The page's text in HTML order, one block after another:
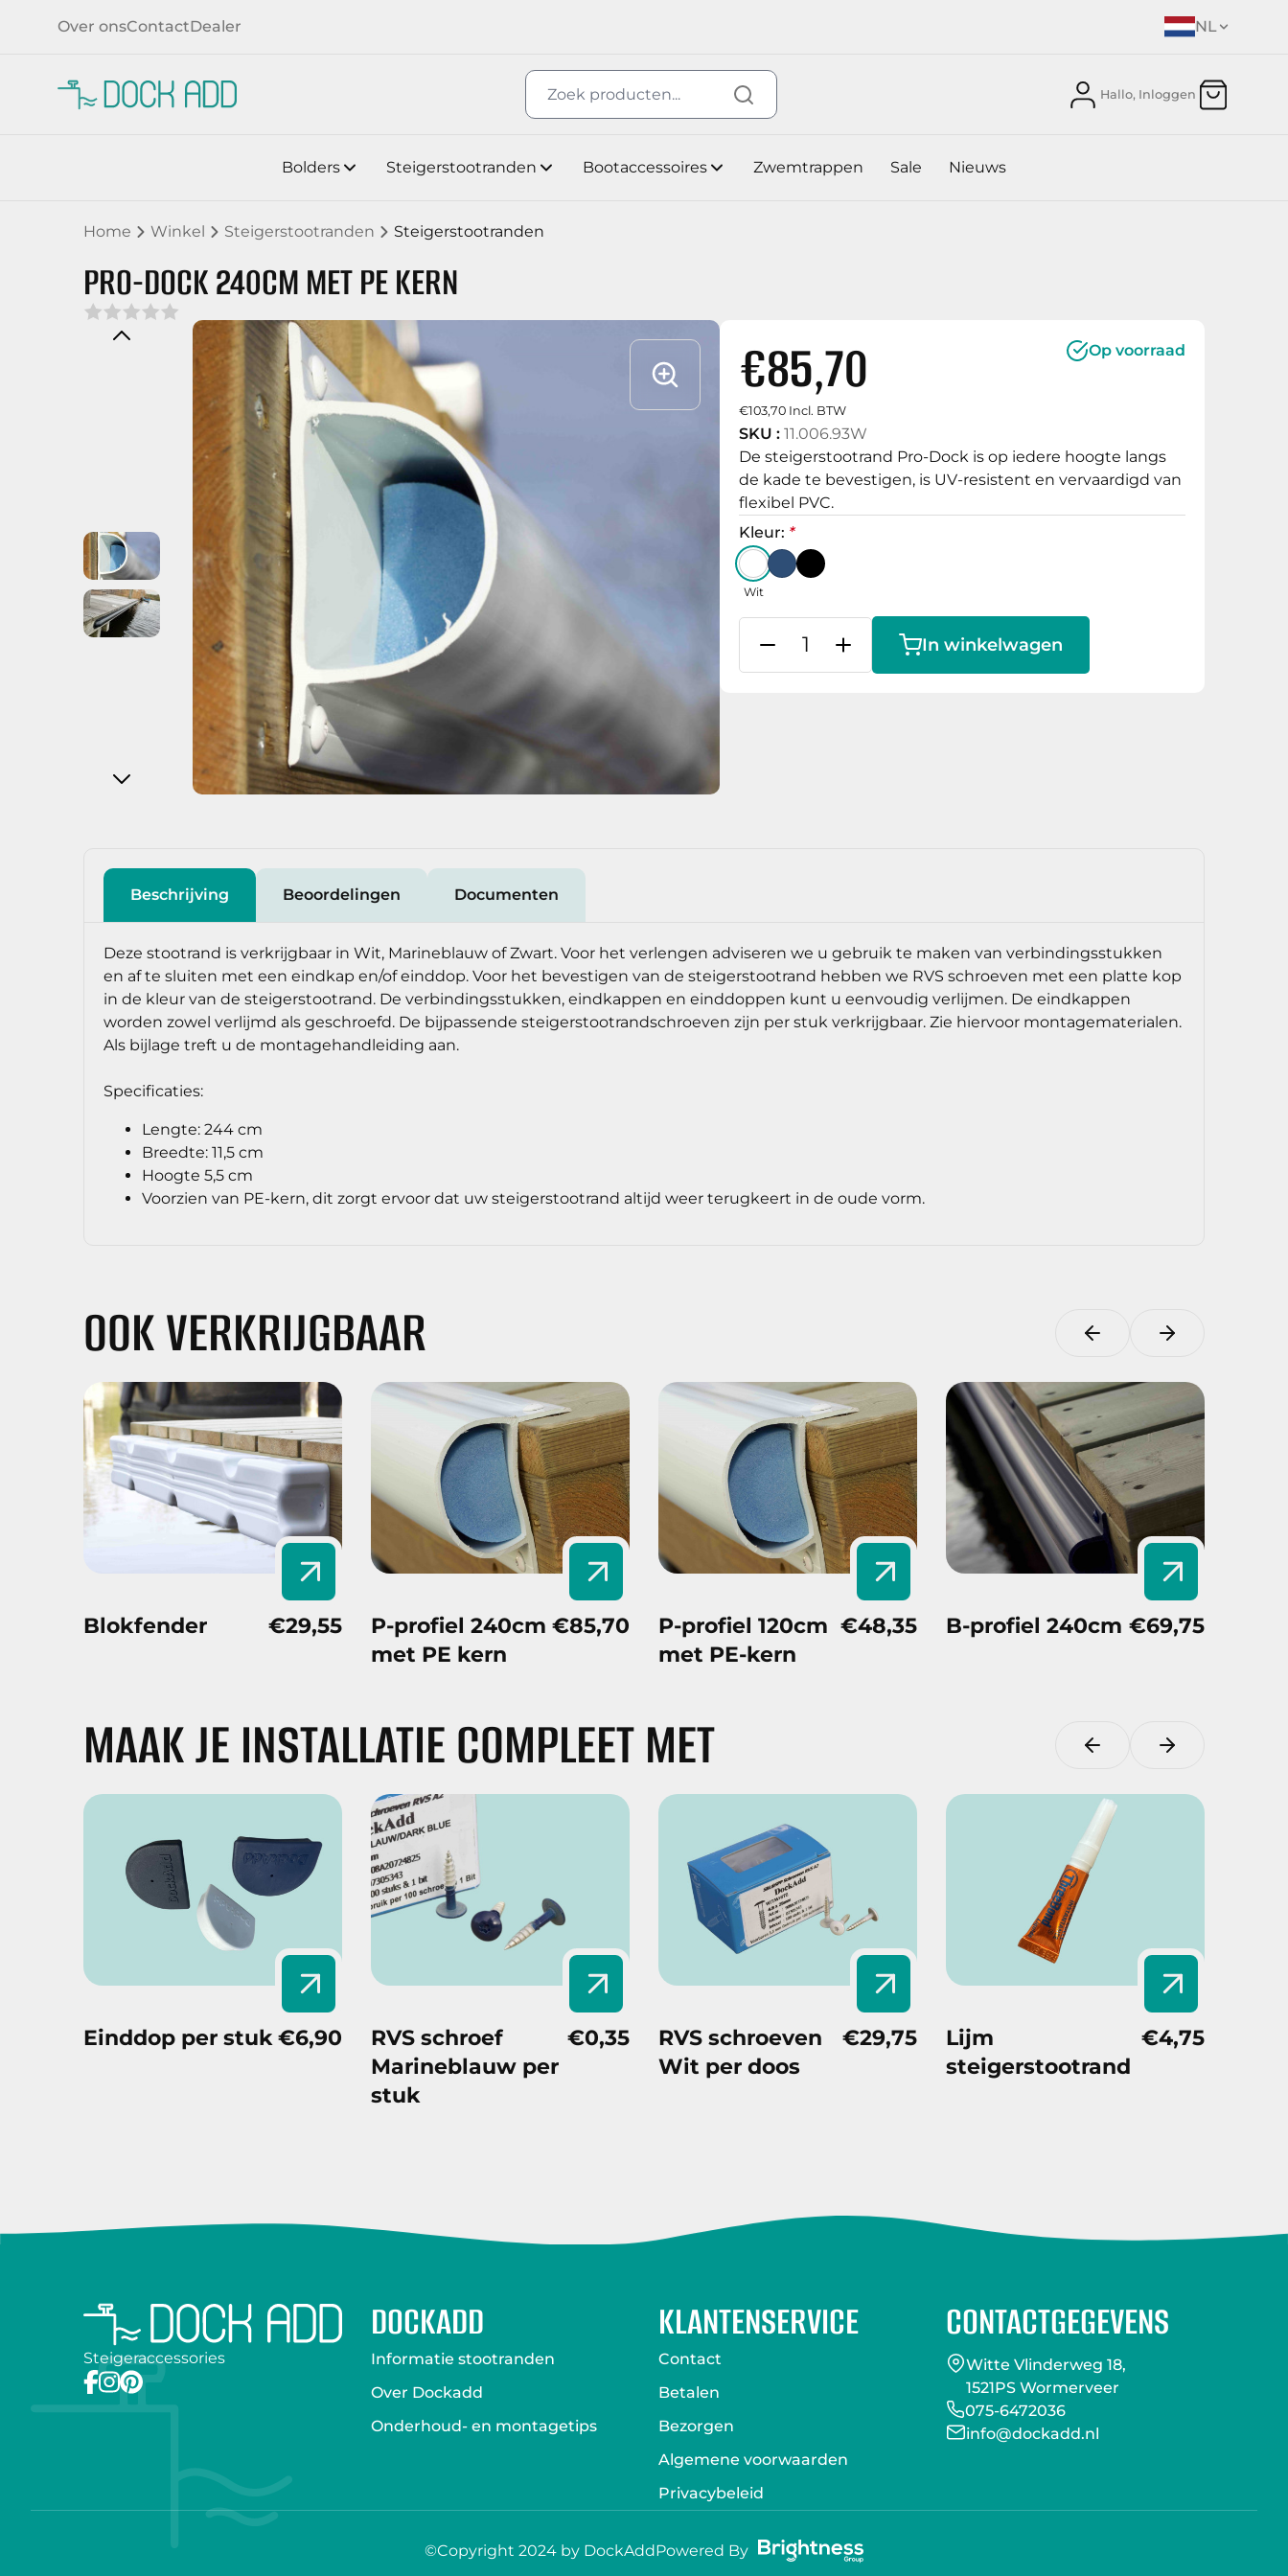
Over onsContactDealer NL
Hallo, Inloggen
Bolders Steigerstootranden Bootaccessoires Zwemtrappen Sale Nieuws
Home Winkel Steigerstootranden Steigerstootranden
PRO-DOCK 240CM MET PE KERN
Op voorraad
€85,70
€103,70 Incl. BTW
SKU : 11.006.93W
De steigerstootrand Pro-Dock is op iedere hoogte langs
de kade te bevestigen, is UV-resistent en vervaardigd van
flexibel PVC.
Kleur: *
Wit
In winkelwagen
Beschrijving Beoordelingen Documenten
Deze stootrand is verkrijgbaar in Wit, Marineblauw of Zwart. Voor het verlengen adviseren we u gebruik te maken van verbindingsstukken
en af te sluiten met een eindkap en/of einddop. Voor het bevestigen van de steigerstootrand hebben we RVS schroeven met een platte kop
in de kleur van de steigerstootrand. De verbindingsstukken, eindkappen en einddoppen kunt u eenvoudig verlijmen. De eindkappen
worden zowel verlijmd als geschroefd. De bijpassende steigerstootrandschroeven zijn per stuk verkrijgbaar. Zie hiervoor montagematerialen.
Als bijlage treft u de montagehandleiding aan.
Specificaties:
Lengte: 244 cm
Breedte: 11,5 cm
Hoogte 5,5 cm
Voorzien van PE-kern, dit zorgt ervoor dat uw steigerstootrand altijd weer terugkeert in de oude vorm.
OOK VERKRIJGBAAR
Blokfender €29,55
P-profiel 240cm
met PE kern
€85,70
P-profiel 120cm
met PE-kern
€48,35 B-profiel 240cm €69,75
MAAK JE INSTALLATIE COMPLEET MET
Einddop per stuk€6,90
RVS schroef
Marineblauw per
stuk
€0,35
RVS schroeven
Wit per doos
€29,75
Lijm
steigerstootrand
€4,75
Steigeraccessories
DOCKADD
Informatie stootranden
Over Dockadd
Onderhoud- en montagetips
KLANTENSERVICE
Contact
Betalen
Bezorgen
Algemene voorwaarden
Privacybeleid
CONTACTGEGEVENS
Witte Vlinderweg 18,
1521PS Wormerveer
075-6472036
info@dockadd.nl
©Copyright 2024 by DockAddPowered By